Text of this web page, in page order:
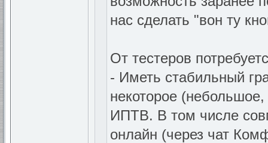
нас сделать "вон ту
От тестеров
- Иметь стабильный
некоторое
ИПТВ. В том числе
онлайн (через чат